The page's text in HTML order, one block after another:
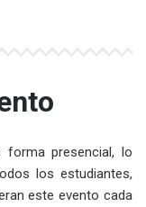
forma presencial, lo
los estudiantes,
este evento cada